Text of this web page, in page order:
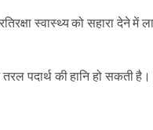
स्वास्थ्य को सहारा देने में
पदार्थ की हानि हो सकती है।